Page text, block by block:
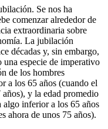
Se nos ha
comenzar alrededor de
extraordinaria sobre
La jubilación
décadas y, sin embargo,
especie de imperativo
de los hombres
a los 65 años (cuando el
años), y la edad promedio
algo inferior a los 65 años
ahora de unos 75 años).